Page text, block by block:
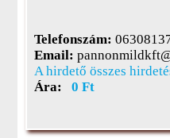
Telefonszám:
Email:
A hirdető összes
Ára:
0 Ft